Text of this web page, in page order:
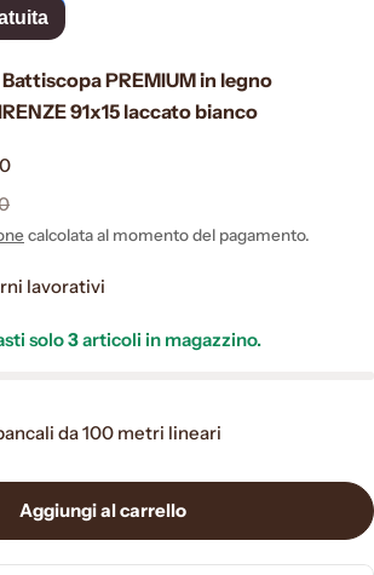
PREMIUM in legno
91x15 laccato bianco
calcolata al momento del pagamento.
lavorativi
solo3articoli in magazzino.
per 100 metri lineari di
la quantità per 100 metri lineari
da 100 metri lineari
Aggiungi al carrello